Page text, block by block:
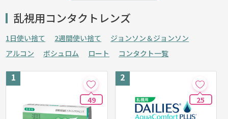
乱視用コンタクトレンズ
1日使い捨て 2週間使い捨て
ジョンソン＆ジョンソン
アルコン
ボシュロム ロート コンタクト一覧
49 25